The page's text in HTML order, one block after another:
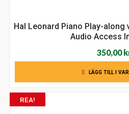
Hal Leonard Piano Play-along
Audio Access
350,00
LÄGG TILL I
REA!